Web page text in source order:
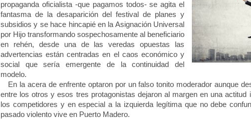
propaganda oficialista -que pagamos todos- se agita el
fantasma de la desaparición del festival de planes y
subsidios y se hace hincapié en la AsignaciónUniversal
por Hijo transformando sospechosamente al beneficiario
en rehén, desde una de las veredas opuestas las
advertencias están centradas en el caos económico y
social que sería emergente de la continuidad del
modelo.
En la acera de enfrente optaron por un falso tonito moderador aunque
entre los otros y esos tres protagonistas dejaron al margen en una actitud
los competidores y en especial a la izquierda legítima que no debe
pasado violento vive en Puerto Madero.